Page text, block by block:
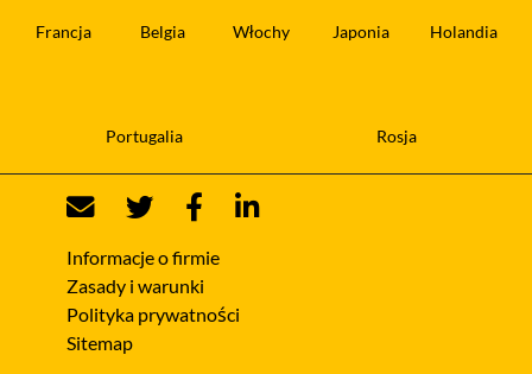
Francja Belgia Włochy Japonia Holandia
Portugalia Rosja
Informacje o firmie
Zasady i warunki
Polityka prywatności
Sitemap